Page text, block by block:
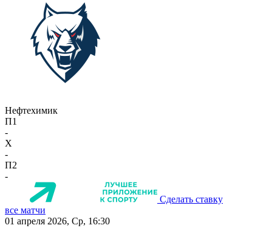
Нефтехимик
П1
-
X
-
П2
-
Сделать ставку
все матчи
01 апреля 2026, Ср, 16:30